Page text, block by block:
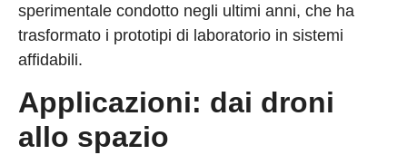
sperimentale condotto negli ultimi anni, che ha
trasformato i prototipi di laboratorio in sistemi
affidabili.
Applicazioni: dai droni
allo spazio